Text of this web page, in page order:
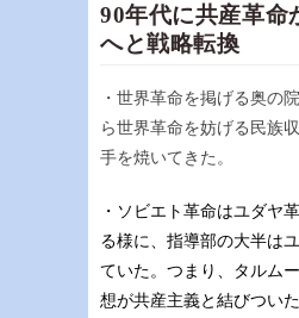
90年代に共産革命
へと戦略転換
・世界革命を掲げる奥の
ら世界革命を妨げる民族
手を焼いてきた。
・ソビエト革命はユダヤ
る様に、指導部の大半は
ていた。つまり、タルム
想が共産主義と結びつい